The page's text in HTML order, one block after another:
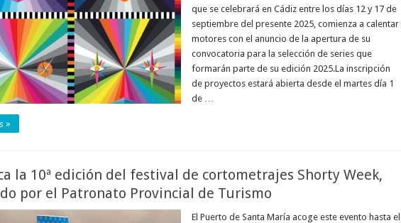
que se celebrará en Cádiz entre los días 12 y 17 de
septiembre del presente 2025, comienza a calentar
motores con el anuncio de la apertura de su
convocatoria para la selección de series que
formarán parte de su edición 2025.La inscripción
de proyectos estará abierta desde el martes día 1
de …
»
la 10ª edición del festival de cortometrajes Shorty Week,
por el Patronato Provincial de Turismo
El Puerto de Santa María acoge este evento hasta el